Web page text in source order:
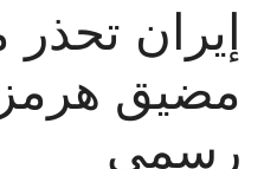
إيران تحذر
مضيق
رسمي